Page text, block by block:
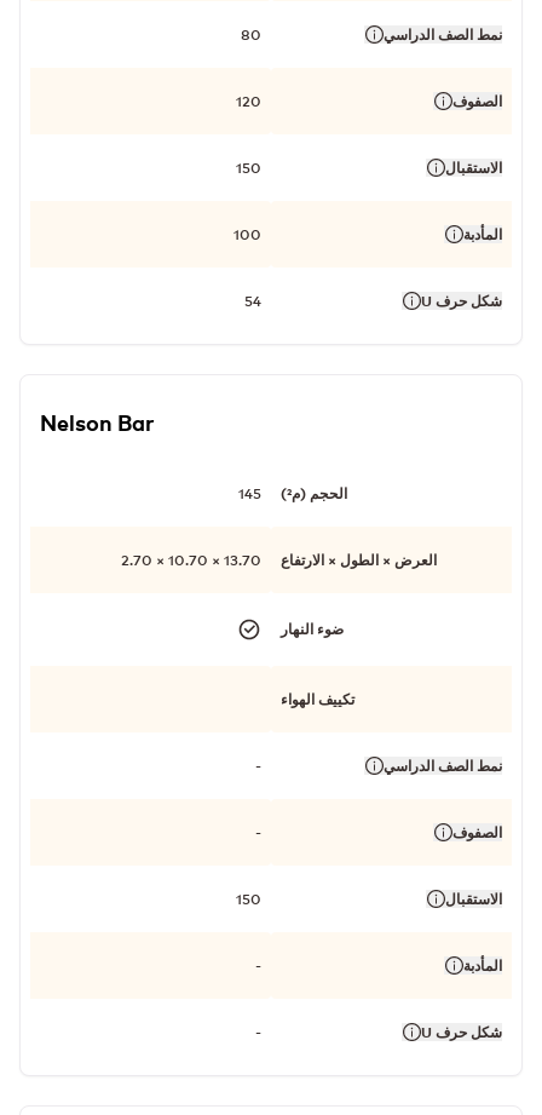
نمط الصف الدراسي 80
الصفوف 120
الاستقبال 150
المأدبة 100
شكل حرف U 54
Nelson Bar
الحجم (م²) 145
العرض × الطول × الارتفاع 13.70 × 10.70 × 2.70
ضوء النهار
تكييف الهواء
نمط الصف الدراسي -
الصفوف -
الاستقبال 150
المأدبة -
شكل حرف U -